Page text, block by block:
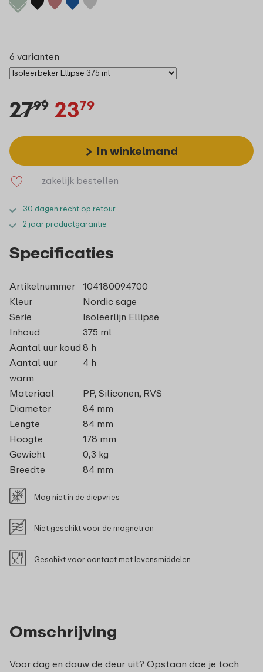
6 varianten
2799 2379
In winkelmand
zakelijk bestellen
30 dagen recht op retour
2 jaar productgarantie
Omschrijving
Voor dag en dauw de deur uit? Opstaan doe je toch
Specificaties
Artikelnummer
104180094700
Kleur
Nordic sage
Serie
Isoleerlijn Ellipse
Inhoud
375 ml
Aantal uur koud 8 h
Aantal uur
warm
4 h
Materiaal
PP, Siliconen, RVS
Diameter
84 mm
Lengte
84 mm
Hoogte
178 mm
Gewicht
0,3 kg
Breedte
84 mm
Mag niet in de diepvries
Niet geschikt voor de magnetron
Geschikt voor contact met levensmiddelen